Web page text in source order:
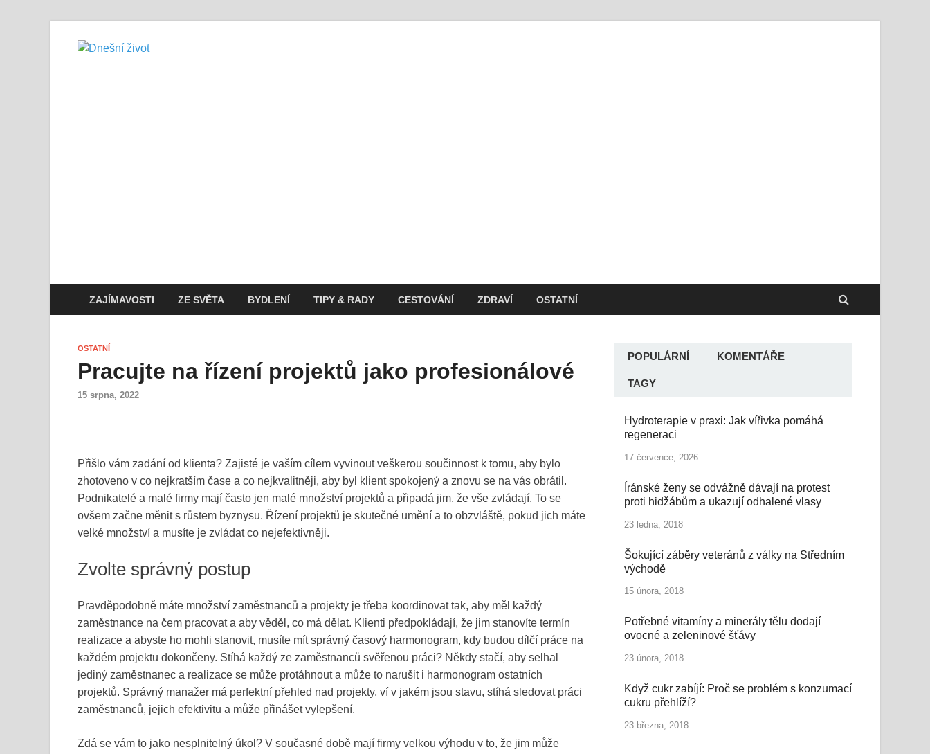
ZAJÍMAVOSTI ZE SVĚTA BYDLENÍ TIPY & RADY CESTOVÁNÍ ZDRAVÍ OSTATNÍ
OSTATNÍ
Pracujte na řízení projektů jako profesionálové
15 srpna, 2022
Přišlo vám zadání od klienta? Zajisté je vaším cílem vyvinout veškerou součinnost k tomu, aby bylo
zhotoveno v co nejkratším čase a co nejkvalitněji, aby byl klient spokojený a znovu se na vás obrátil.
Podnikatelé a malé firmy mají často jen malé množství projektů a připadá jim, že vše zvládají. To se
ovšem začne měnit s růstem byznysu. Řízení projektů je skutečné umění a to obzvláště, pokud jich máte
velké množství a musíte je zvládat co nejefektivněji.
Zvolte správný postup
Pravděpodobně máte množství zaměstnanců a projekty je třeba koordinovat tak, aby měl každý
zaměstnance na čem pracovat a aby věděl, co má dělat. Klienti předpokládají, že jim stanovíte termín
realizace a abyste ho mohli stanovit, musíte mít správný časový harmonogram, kdy budou dílčí práce na
každém projektu dokončeny. Stíhá každý ze zaměstnanců svěřenou práci? Někdy stačí, aby selhal
jediný zaměstnanec a realizace se může protáhnout a může to narušit i harmonogram ostatních
projektů. Správný manažer má perfektní přehled nad projekty, ví v jakém jsou stavu, stíhá sledovat práci
zaměstnanců, jejich efektivitu a může přinášet vylepšení.
Zdá se vám to jako nesplnitelný úkol? V současné době mají firmy velkou výhodu v to, že jim může
POPULÁRNÍ KOMENTÁŘE
TAGY
Hydroterapie v praxi: Jak vířivka pomáhá
regeneraci
17 července, 2026
Íránské ženy se odvážně dávají na protest
proti hidžábům a ukazují odhalené vlasy
23 ledna, 2018
Šokující záběry veteránů z války na Středním
východě
15 února, 2018
Potřebné vitamíny a minerály tělu dodají
ovocné a zeleninové šťávy
23 února, 2018
Když cukr zabíjí: Proč se problém s konzumací
cukru přehlíží?
23 března, 2018